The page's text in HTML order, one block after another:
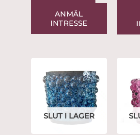
ANMÄL
INTRESSE
SLUT I LAGER